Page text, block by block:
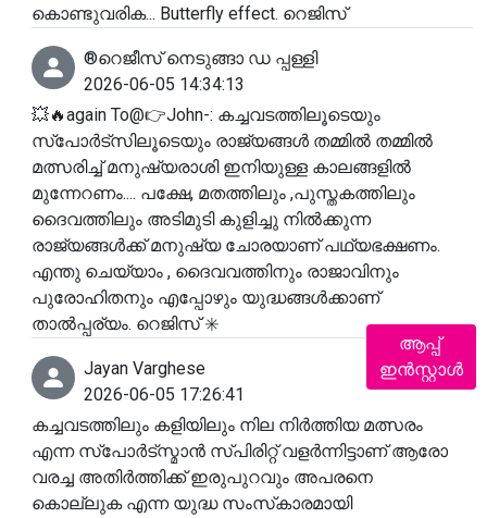
കൊണ്ടുവരിക... Butterfly effect. റെജിസ്
®️റെജീസ് നെടുങ്ങാ ഡ പ്പള്ളി
2026-06-05 14:34:13
💥🔥again To@👉John-: കച്ചവടത്തിലൂടെയും
സ്പോർട്സിലൂടെയും രാജ്യങ്ങൾ തമ്മിൽ തമ്മിൽ
മത്സരിച്ച് മനുഷ്യരാശി ഇനിയുള്ള കാലങ്ങളിൽ
മുന്നേറണം.... പക്ഷേ, മതത്തിലും ,പുസ്തകത്തിലും
ദൈവത്തിലും അടിമുടി കുളിച്ചു നിൽക്കുന്ന
രാജ്യങ്ങൾക്ക് മനുഷ്യ ചോരയാണ് പഥ്യഭക്ഷണം.
എന്തു ചെയ്യാം , ദൈവവത്തിനും രാജാവിനും
പുരോഹിതനും എപ്പോഴും യുദ്ധങ്ങൾക്കാണ്
താൽപ്പര്യം. റെജിസ് ✳️
Jayan Varghese
2026-06-05 17:26:41
കച്ചവടത്തിലും കളിയിലും നില നിർത്തിയ മത്സരം
എന്ന സ്പോർട്സ്മാൻ സ്പിരിറ്റ്‌ വളർന്നിട്ടാണ് ആരോ
വരച്ച അതിർത്തിക്ക് ഇരുപുറവും അപരനെ
കൊല്ലുക എന്ന യുദ്ധ സംസ്‌കാരമായി
ആപ്പ്
ഇൻസ്റ്റാൾ